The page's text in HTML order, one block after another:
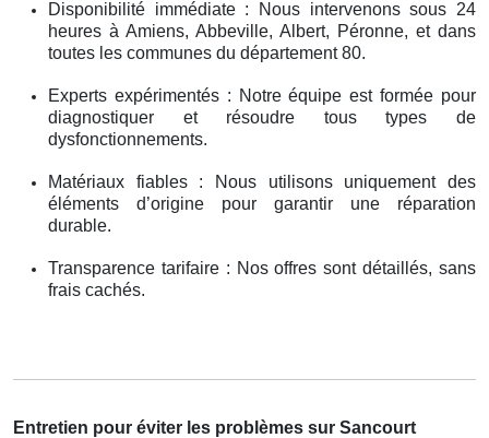
Disponibilité immédiate : Nous intervenons sous 24
heures à Amiens, Abbeville, Albert, Péronne, et dans
toutes les communes du département 80.
Experts expérimentés : Notre équipe est formée pour
diagnostiquer et résoudre tous types de
dysfonctionnements.
Matériaux fiables : Nous utilisons uniquement des
éléments d’origine pour garantir une réparation
durable.
Transparence tarifaire : Nos offres sont détaillés, sans
frais cachés.
Entretien pour éviter les problèmes sur Sancourt